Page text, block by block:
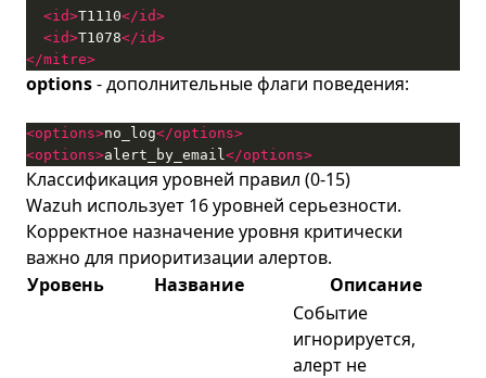
<id>T1110</id>
<id>T1078</id>
</mitre>
options- дополнительные флаги поведения:
<options>no_log</options>
<options>alert_by_email</options>
Классификация уровней правил (0-15)
Wazuh использует 16 уровней серьезности.
Корректное назначение уровня критически
важно для приоритизации алертов.
Уровень
Название Описание
Событие
игнорируется,
алерт не